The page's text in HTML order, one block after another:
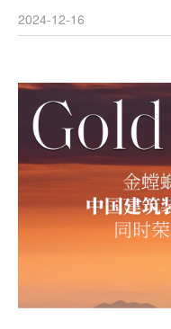
2024-12-16